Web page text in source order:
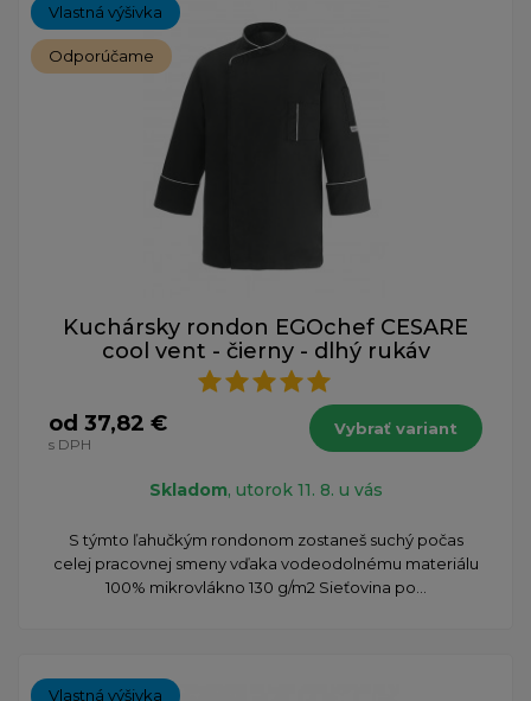
Vlastná výšivka
Odporúčame
Kuchársky rondon EGOchef CESARE
cool vent - čierny - dlhý rukáv
od 37,82 €
s DPH
Vybrať variant
Skladom, utorok 11. 8. u vás
S týmto ľahučkým rondonom zostaneš suchý počas
celej pracovnej smeny vďaka vodeodolnému materiálu
100% mikrovlákno 130 g/m2 Sieťovina po...
Vlastná výšivka